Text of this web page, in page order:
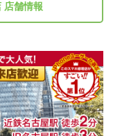
店舗情報